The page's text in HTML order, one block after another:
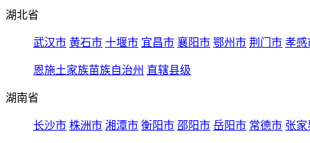
湖北省
武汉市 黄石市 十堰市 宜昌市 襄阳市 鄂州市 荆门市 孝感
恩施土家族苗族自治州 直辖县级
湖南省
长沙市 株洲市 湘潭市 衡阳市 邵阳市 岳阳市 常德市 张家